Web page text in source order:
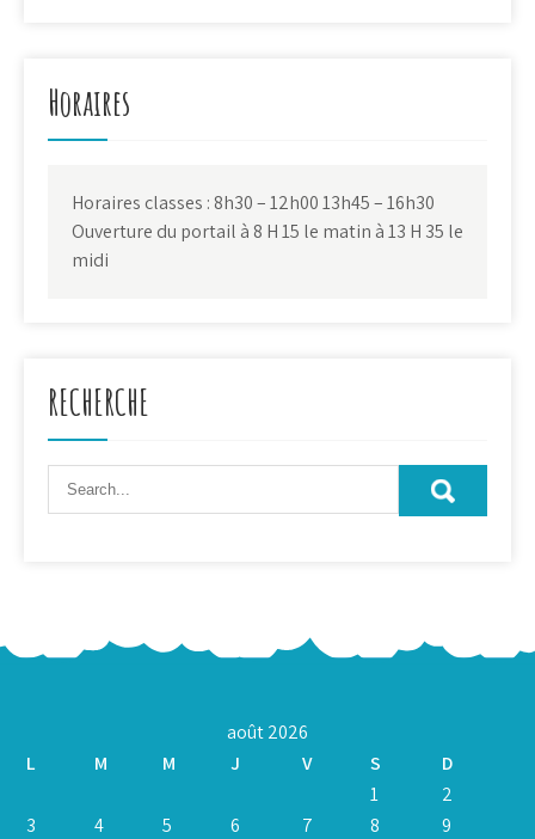
Horaires
Horaires classes : 8h30 – 12h00 13h45 – 16h30
Ouverture du portail à 8 H 15 le matin à 13 H 35 le
midi
RECHERCHE
août 2026
L
M M J V S
D
1
2
3
4 5 6 7 8
9